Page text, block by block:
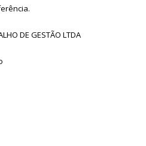
DE GESTÃO LTDA